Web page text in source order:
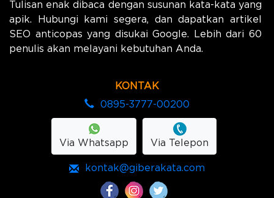
Tulisan enak dibaca dengan susunan kata-kata yang
apik. Hubungi kami segera, dan dapatkan artikel
SEO anticopas yang disukai Google. Lebih dari 60
penulis akan melayani kebutuhan Anda.
KONTAK
0895-3777-00200
Via Whatsapp Via Telepon
kontak@giberakata.com